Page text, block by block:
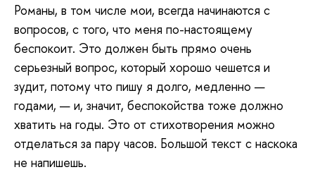
Романы, в том числе мои, всегда начинаются с
вопросов, с того, что меня по-настоящему
беспокоит. Это должен быть прямо очень
серьезный вопрос, который хорошо чешется и
зудит, потому что пишу я долго, медленно —
годами, — и, значит, беспокойства тоже должно
хватить на годы. Это от стихотворения можно
отделаться за пару часов. Большой текст с наскока
не напишешь.